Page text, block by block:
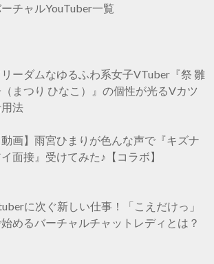
チャルYouTuber一覧
ーダムなゆるふわ系女子VTuber『祭 雛
まつり ひなこ）』の個性が光るVカツ
法
動画】雨宮ひまりが色んな声で『キズナ
面接』受けてみた♪【コラボ】
に次ぐ新しい仕事！「こえだけっ」
めるバーチャルチャットレディとは？